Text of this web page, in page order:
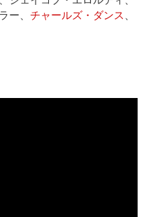
ー、 チャールズ・ダンス